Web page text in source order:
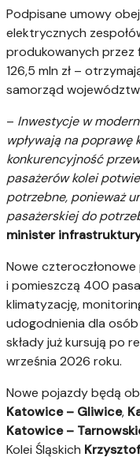
Podpisane umowy
elektrycznych
produkowanych przez
126,5 mln zł –
samorząd
– Inwestycje w
wpływają na poprawę
konkurencyjność
pasażerów kolei
potrzebne, ponieważ
pasażerskiej do
minister
Nowe
i pomieszczą 400
klimatyzację,
udogodnienia dla osób
składy już kursują po
września 2026 roku.
Nowe pojazdy będą
Katowice – Gliwice,
Katowice –
Kolei Śląskich